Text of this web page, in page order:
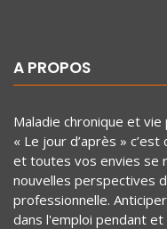
A PROPOS
Maladie chronique et vie
« Le jour d’après »
et toutes vos envies se
nouvelles perspectives
professionnelle.
dans l'emploi pendant et